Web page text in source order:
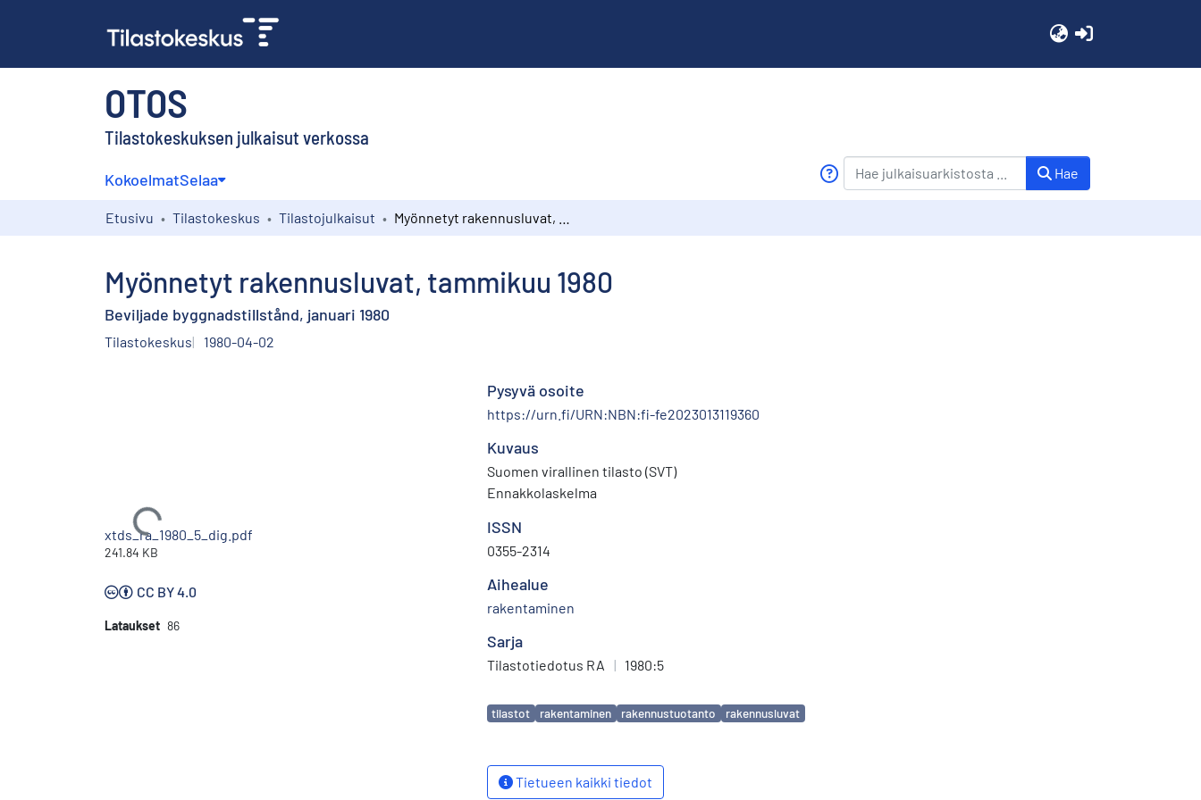
OTOS
Tilastokeskuksen julkaisut verkossa
KokoelmatSelaa Hae
Etusivu Tilastokeskus Tilastojulkaisut
Myönnetyt rakennusluvat, tammikuu 1980
Beviljade byggnadstillstånd, januari 1980
Tilastokeskus 1980-04-02
Ladataan...
xtds_ra_1980_5_dig.pdf
241.84 KB
CC BY 4.0
Lataukset 86
Pysyvä osoite
https://urn.fi/URN:NBN:fi-fe2023013119360
Kuvaus
Suomen virallinen tilasto (SVT)
Ennakkolaskelma
ISSN
0355-2314
Aihealue
rakentaminen
Sarja
Tilastotiedotus RA | 1980:5
Avainsanat
tilastot rakentaminen rakennustuotanto rakennusluvat
Tietueen kaikki tiedot